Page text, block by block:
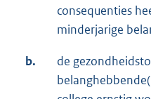
consequenties
minderjarige
b.
de